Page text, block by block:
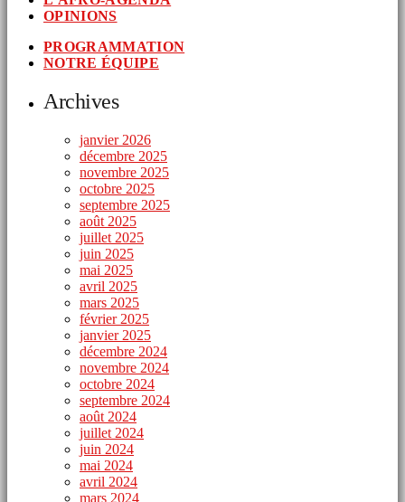
OPINIONS
PROGRAMMATION
NOTRE ÉQUIPE
Archives
janvier 2026
décembre 2025
novembre 2025
octobre 2025
septembre 2025
août 2025
juillet 2025
juin 2025
mai 2025
avril 2025
mars 2025
février 2025
janvier 2025
décembre 2024
novembre 2024
octobre 2024
septembre 2024
août 2024
juillet 2024
juin 2024
mai 2024
avril 2024
mars 2024